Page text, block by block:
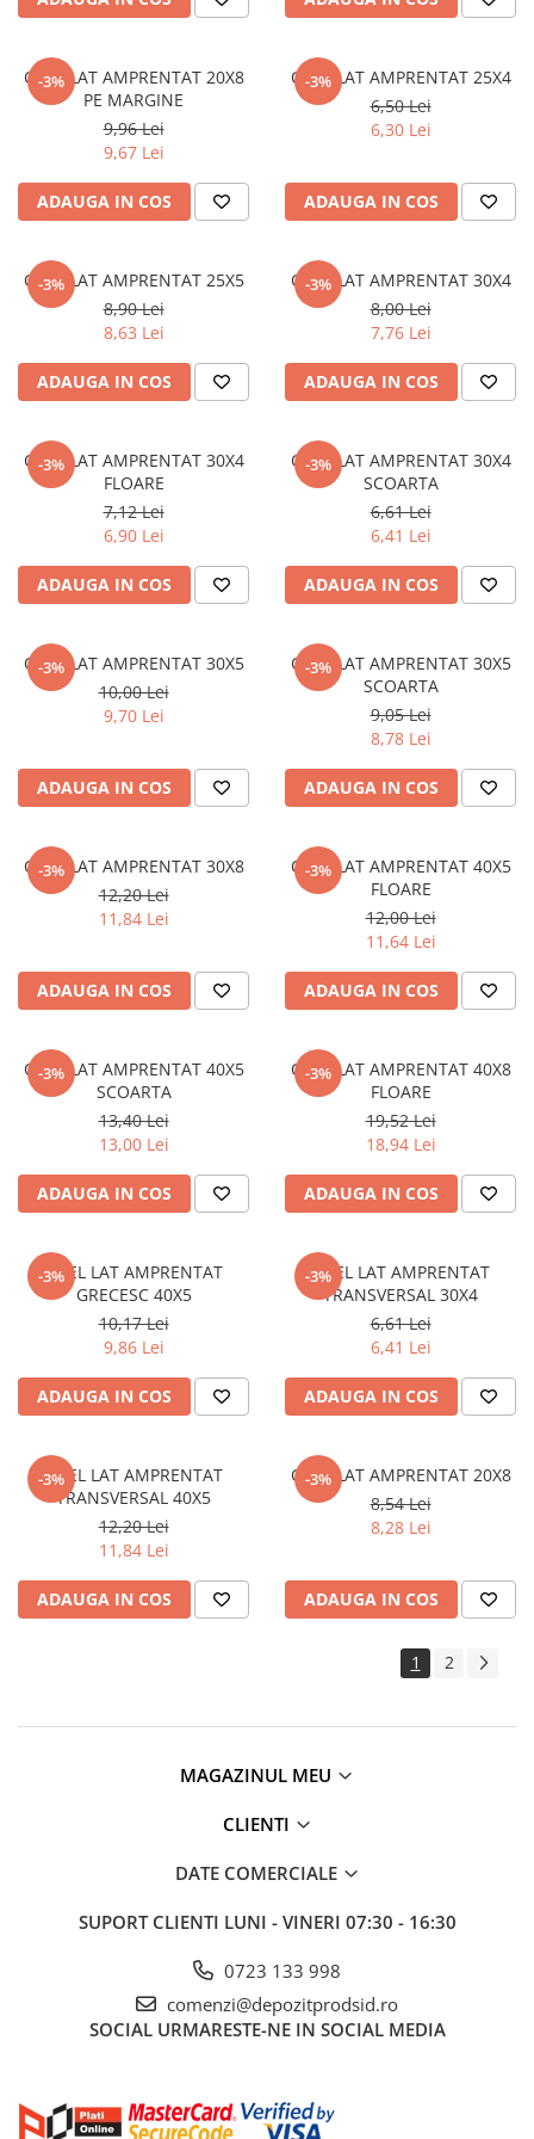
Vată bazaltică
Oțel beton
Oțel beton fasonat
Oțel beton neted
Panouri termoizolante
Panou bordurat vopsit
Panou bordurat zincat
Plasă de gard sudată zincată
Plasă de gard împletită zincată
Plasă gard
Plasă împletită
Plasă de armare
Plasă din fibră de sticlă
Plasă sudată
Policarbonat
Trepte și grătare zincate
-3%
OTEL LAT AMPRENTAT 20X8
PE MARGINE
9,96 Lei
9,67 Lei
ADAUGA IN COS
-3%
OTEL LAT AMPRENTAT 25X4
6,50 Lei
6,30 Lei
ADAUGA IN COS
-3%
OTEL LAT AMPRENTAT 25X5
8,90 Lei
8,63 Lei
ADAUGA IN COS
-3%
OTEL LAT AMPRENTAT 30X4
8,00 Lei
7,76 Lei
ADAUGA IN COS
-3%
OTEL LAT AMPRENTAT 30X4
FLOARE
7,12 Lei
6,90 Lei
ADAUGA IN COS
-3%
OTEL LAT AMPRENTAT 30X4
SCOARTA
6,61 Lei
6,41 Lei
ADAUGA IN COS
-3%
OTEL LAT AMPRENTAT 30X5
10,00 Lei
9,70 Lei
ADAUGA IN COS
-3%
OTEL LAT AMPRENTAT 30X5
SCOARTA
9,05 Lei
8,78 Lei
ADAUGA IN COS
-3%
OTEL LAT AMPRENTAT 30X8
12,20 Lei
11,84 Lei
ADAUGA IN COS
-3%
OTEL LAT AMPRENTAT 40X5
FLOARE
12,00 Lei
11,64 Lei
ADAUGA IN COS
-3%
OTEL LAT AMPRENTAT 40X5
SCOARTA
13,40 Lei
13,00 Lei
ADAUGA IN COS
-3%
OTEL LAT AMPRENTAT 40X8
FLOARE
19,52 Lei
18,94 Lei
ADAUGA IN COS
-3%
OTEL LAT AMPRENTAT
GRECESC 40X5
10,17 Lei
9,86 Lei
ADAUGA IN COS
-3%
OTEL LAT AMPRENTAT
TRANSVERSAL 30X4
6,61 Lei
6,41 Lei
ADAUGA IN COS
-3%
OTEL LAT AMPRENTAT
TRANSVERSAL 40X5
12,20 Lei
11,84 Lei
ADAUGA IN COS
-3%
OTEL LAT AMPRENTAT 20X8
8,54 Lei
8,28 Lei
ADAUGA IN COS
1 2
MAGAZINUL MEU
CLIENTI
DATE COMERCIALE
SUPORT CLIENTI LUNI - VINERI 07:30 - 16:30
0723 133 998
comenzi@depozitprodsid.ro
SOCIAL URMARESTE-NE IN SOCIAL MEDIA